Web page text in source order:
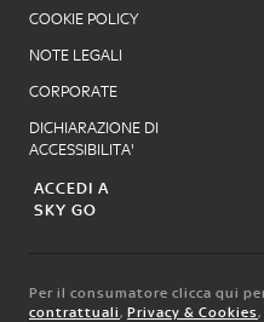
COOKIE POLICY
NOTE LEGALI
CORPORATE
DICHIARAZIONE DI
ACCESSIBILITA'
ACCEDI A
SKY GO
Per il consumatore clicca qui
contrattuali, Privacy & Cookies,